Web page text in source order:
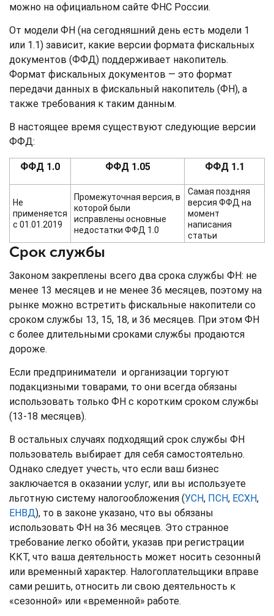
можно на официальном сайте ФНС России.
От модели ФН (на сегодняшний день есть модели 1
или 1.1) зависит, какие версии формата фискальных
документов (ФФД) поддерживает накопитель.
Формат фискальных документов — это формат
передачи данных в фискальный накопитель (ФН), а
также требования к таким данным.
В настоящее время существуют следующие версии
ФФД:
ФФД 1.0 ФФД 1.05 ФФД 1.1
Не
применяется
с 01.01.2019
Промежуточная версия, в
которой были
исправлены основные
недостатки ФФД 1.0
Самая поздняя
версия ФФД на
момент
написания
статьи
Срок службы
Законом закреплены всего два срока службы ФН: не
менее 13 месяцев и не менее 36 месяцев, поэтому на
рынке можно встретить фискальные накопители со
сроком службы 13, 15, 18, и 36 месяцев. При этом ФН
с более длительными сроками службы продаются
дороже.
Если предприниматели и организации торгуют
подакцизными товарами, то они всегда обязаны
использовать только ФН с коротким сроком службы
(13-18 месяцев).
В остальных случаях подходящий срок службы ФН
пользователь выбирает для себя самостоятельно.
Однако следует учесть, что если ваш бизнес
заключается в оказании услуг, или вы используете
льготную систему налогообложения (УСН, ПСН, ЕСХН,
ЕНВД), то в законе указано, что вы обязаны
использовать ФН на 36 месяцев. Это странное
требование легко обойти, указав при регистрации
ККТ, что ваша деятельность может носить сезонный
или временный характер. Налогоплательщики вправе
сами решить, относить ли свою деятельность к
«сезонной» или «временной» работе.